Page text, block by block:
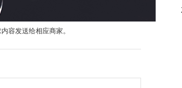
容发送给相应商家。